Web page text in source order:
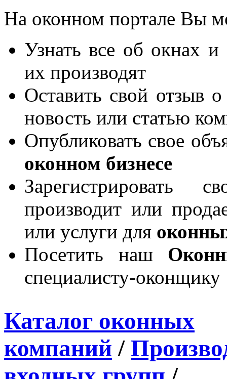
На оконном портале Вы
Узнать все об окнах и
их производят
Оставить свой отзыв
новость или статью
Опубликовать свое
оконном бизнесе
производит или
или услуги для
Посетить наш
специалисту-оконщику
Каталог оконных
компаний /